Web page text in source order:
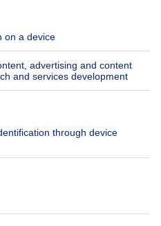
Insurances
Follow Us